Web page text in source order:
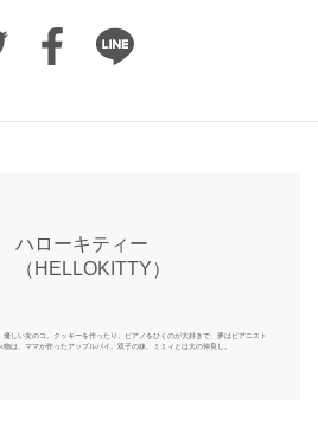
ハローキティー
（HELLOKITTY）
しい女のコ。クッキーを作ったり、ピアノをひくのが大好きで、夢はピアニスト
は、ママが作ったアップルパイ。双子の妹、ミミィとは大の仲良し。